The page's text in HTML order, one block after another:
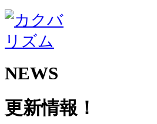
NEWS
更新情報！